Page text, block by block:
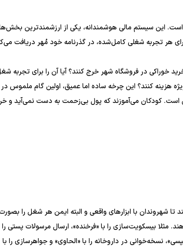
است. این سیستم مالی هوشمندانه، یکی از ارزشمندترین
هر تجربه شغلی کامل‌شده، در گذرنامه خود مُهر دریافت
خوراکی در فروشگاه شهر خرج کنند؟ آیا آن را برای تجربه
هزینه کنند؟ این چرخه ساده اما عمیق، اولین گام ملموس
است. کودکان می‌آموزند که پول بی‌زحمت به دست نمی‌آید و
شهروندان با ابزارهای واقعی و البته ایمن هر شغل را
مثلا بیسکویت‌سازی را با «فرخنده»، ارسال مرسولات پستی را
نسخه‌خوانی در داروخانه را با «الحاوی» و جواهرسازی را با